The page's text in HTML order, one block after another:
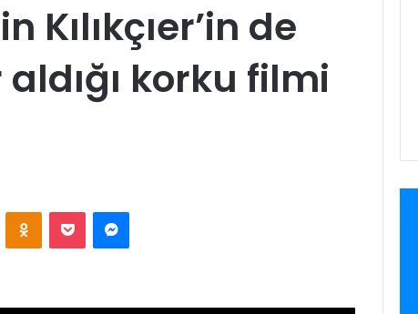
Kılıkçıer’in de
korku filmi
Odnoklassniki
Pocket Messenger